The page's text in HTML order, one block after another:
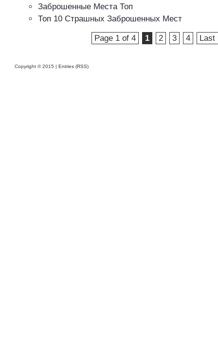
Заброшенные Места Топ
Топ 10 Страшных Заброшенных Мест
Page 1 of 4 1 2 3 4 Last
Copyright © 2015 | Entries (RSS)